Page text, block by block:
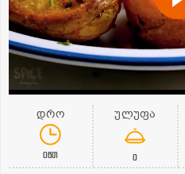
დრო
0წთ
ულუფა
0